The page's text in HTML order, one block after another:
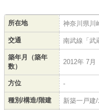
所在地 神奈川県川
交通 南武線「武
築年月（築年
数）
2012年 7月
方位 -
種別/構造/階建 新築一戸建